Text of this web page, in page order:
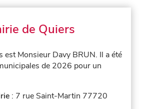
de Quiers
est Monsieur Davy BRUN. Il a été
de 2026 pour un
: 7 rue Saint-Martin 77720